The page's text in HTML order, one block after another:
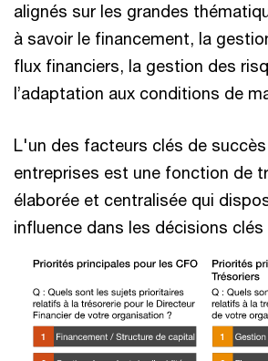
alignés sur les grandes
à savoir le financement, la
flux financiers, la gestion des
l’adaptation aux conditions de
L'un des facteurs clés de
entreprises est une fonction de
élaborée et centralisée qui
influence dans les décisions clés